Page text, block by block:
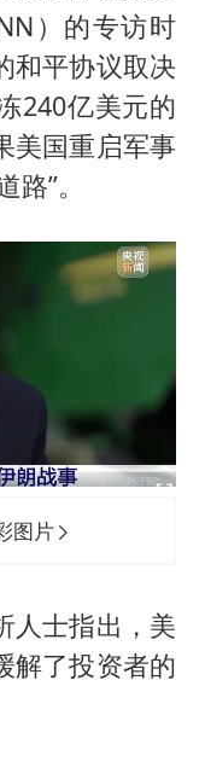
）的专访时
和平协议取决
240亿美元的
美国重启军事
”。
图片
人士指出，美
解了投资者的